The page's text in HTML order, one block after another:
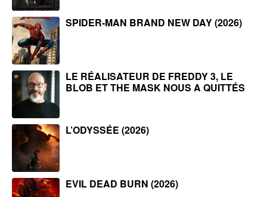
SPIDER-MAN BRAND NEW DAY (2026)
LE RÉALISATEUR DE FREDDY 3, LE
BLOB ET THE MASK NOUS A QUITTÉS
L’ODYSSÉE (2026)
EVIL DEAD BURN (2026)